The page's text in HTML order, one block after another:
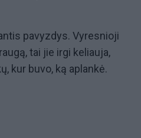
pavyzdys. Vyresnioji
tai jie irgi keliauja,
kur buvo, ką aplankė.